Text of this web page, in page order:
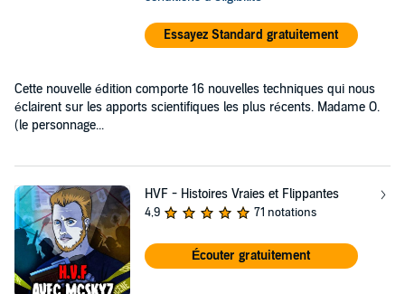
Essayez Standard gratuitement
Cette nouvelle édition comporte 16 nouvelles techniques qui nous
éclairent sur les apports scientifiques les plus récents. Madame O.
(le personnage...
HVF - Histoires Vraies et Flippantes
4,9 71 notations
Écouter gratuitement